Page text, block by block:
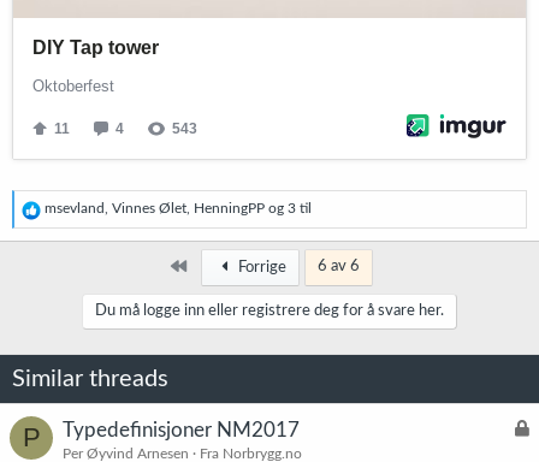
R
e
a
r
msevland Vinnes Ølet HenningPP og 3 til
Først Forrige 6 av 6
Du må logge inn eller registrere deg for å svare her.
Similar threads
P
L
Typedefinisjoner NM2017
Per Øyvind Arnesen
Fra Norbrygg.no